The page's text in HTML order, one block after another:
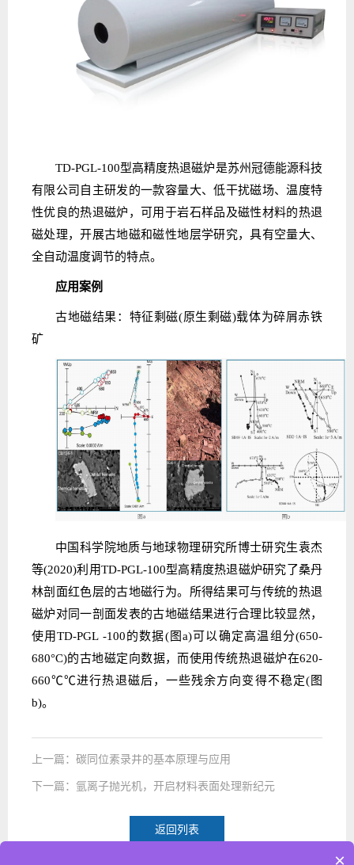
TD-PGL-100型高精度热退磁炉是苏州冠德能源科技
有限公司自主研发的一款容量大、低干扰磁场、温度特
性优良的热退磁炉，可用于岩石样品及磁性材料的热退
磁处理，开展古地磁和磁性地层学研究，具有空量大、
全自动温度调节的特点。
应用案例
古地磁结果：特征剩磁(原生剩磁)载体为碎屑赤铁
矿
中国科学院地质与地球物理研究所博士研究生袁杰
等(2020)利用TD-PGL-100型高精度热退磁炉研究了桑丹
林剖面红色层的古地磁行为。所得结果可与传统的热退
磁炉对同一剖面发表的古地磁结果进行合理比较显然，
使用TD-PGL -100的数据(图a)可以确定高温组分(650-
680°C)的古地磁定向数据，而使用传统热退磁炉在620-
660℃℃进行热退磁后，一些残余方向变得不稳定(图
b)。
上一篇：碳同位素录井的基本原理与应用
下一篇：氩离子抛光机，开启材料表面处理新纪元
返回列表
×